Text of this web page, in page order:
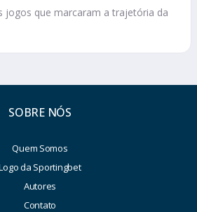
jogos que marcaram a trajetória da
SOBRE NÓS
Quem Somos
da Sportingbet
Autores
Contato